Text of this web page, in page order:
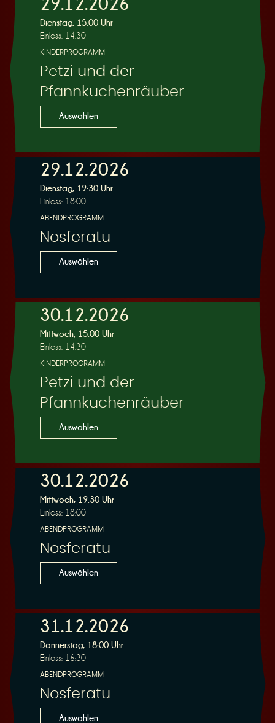
Dienstag, 15:00 Uhr
Einlass: 14:30
KINDERPROGRAMM
Petzi und der
Pfannkuchenräuber
Auswählen
29.12.2026
Dienstag, 19:30 Uhr
Einlass: 18:00
ABENDPROGRAMM
Nosferatu
Auswählen
30.12.2026
Mittwoch, 15:00 Uhr
Einlass: 14:30
KINDERPROGRAMM
Petzi und der
Pfannkuchenräuber
Auswählen
30.12.2026
Mittwoch, 19:30 Uhr
Einlass: 18:00
ABENDPROGRAMM
Nosferatu
Auswählen
31.12.2026
Donnerstag, 18:00 Uhr
Einlass: 16:30
ABENDPROGRAMM
Nosferatu
Auswählen